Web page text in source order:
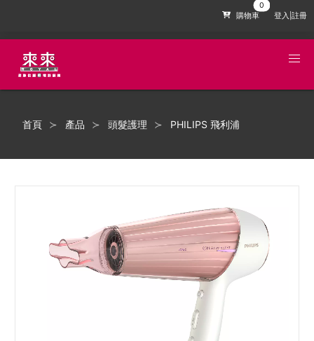
購物車 登入|註冊
首頁 產品 頭髮護理 PHILIPS 飛利浦